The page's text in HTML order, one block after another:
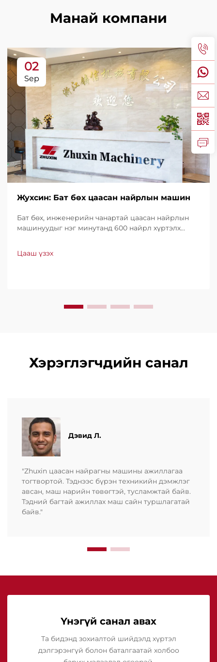
Манай компани
02
Sep
Жухсин: Бат бөх цаасан найрлын машин
Бат бөх, инженерийн чанартай цаасан найрлын
машинуудыг нэг минутанд 600 найрл хүртэлх
дэлхийн хэмжээнд итгэл үнэнчээр ашиглагддаг.
Цааш үзэх
Хэрэглэгчдийн санал
Дэвид Л.
"Zhuxin цаасан найрагны машины ажиллагаа
тогтвортой. Тэднээс бүрэн техникийн дэмжлэг
авсан, маш нарийн төвөгтэй, тусламжтай байв.
Тэдний багтай ажиллах маш сайн туршлагатай
байв."
Үнэгүй санал авах
Та бидэнд зохиалтой шийдэлд хүртэл
дэлгэрэнгүй болон баталгаатай холбоо